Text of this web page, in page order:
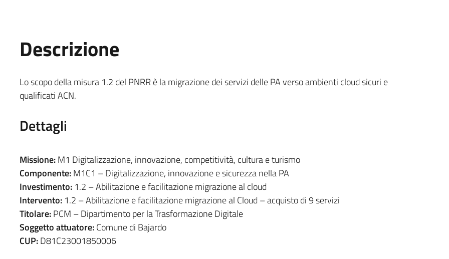
Descrizione
Lo scopo della misura 1.2 del PNRR è la migrazione dei servizi delle PA verso ambienti cloud sicuri e
qualificati ACN.
Dettagli
Missione:M1 Digitalizzazione, innovazione, competitività, cultura e turismo
Componente:M1C1 – Digitalizzazione, innovazione e sicurezza nella PA
Investimento:1.2 – Abilitazione e facilitazione migrazione al cloud
Intervento:1.2 – Abilitazione e facilitazione migrazione al Cloud – acquisto di 9 servizi
Titolare:PCM – Dipartimento per la Trasformazione Digitale
Soggetto attuatore:Comune di Bajardo
CUP:D81C23001850006